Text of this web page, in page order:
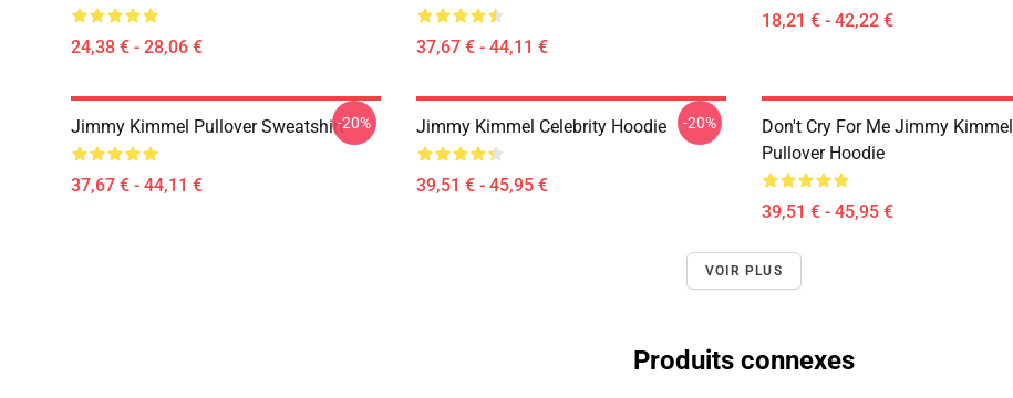
24,38 € - 28,06 € 37,67 € - 44,11 €
18,21 € - 42,22 €
Jimmy Kimmel Pullover Sweatshirt
37,67 € - 44,11 €
-20% Jimmy Kimmel Celebrity Hoodie
39,51 € - 45,95 €
-20%
Don't Cry For Me Jimmy Kimmel
Pullover Hoodie
39,51 € - 45,95 €
VOIR PLUS
Produits connexes